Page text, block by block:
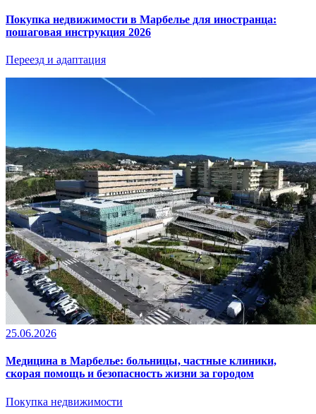
Покупка недвижимости в Марбелье для иностранца:
пошаговая инструкция 2026
Переезд и адаптация
25.06.2026
Медицина в Марбелье: больницы, частные клиники,
скорая помощь и безопасность жизни за городом
Покупка недвижимости